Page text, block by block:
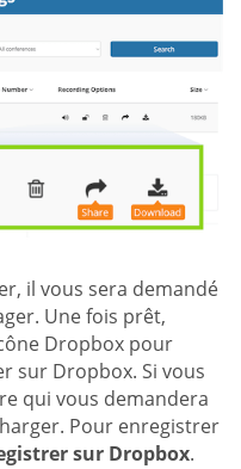
il vous sera demandé
Une fois prêt,
Dropbox pour
sur Dropbox. Si vous
qui vous demandera
Pour enregistrer
sur Dropbox.